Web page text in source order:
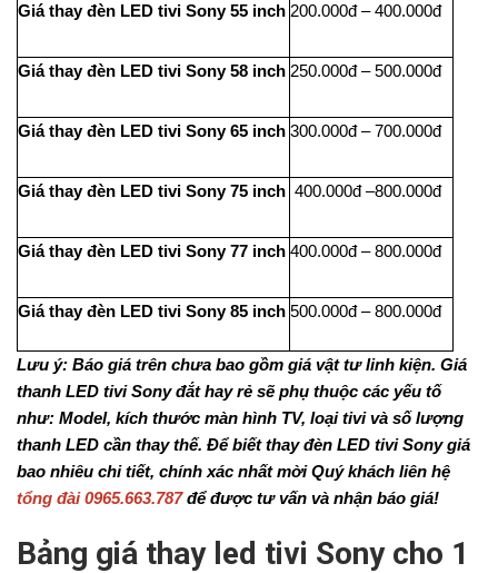
Giá thay đèn LED tivi Sony 55 inch 200.000đ – 400.000đ
Giá thay đèn LED tivi Sony 58 inch 250.000đ – 500.000đ
Giá thay đèn LED tivi Sony 65 inch 300.000đ – 700.000đ
Giá thay đèn LED tivi Sony 75 inch 400.000đ –800.000đ
Giá thay đèn LED tivi Sony 77 inch 400.000đ – 800.000đ
Giá thay đèn LED tivi Sony 85 inch 500.000đ – 800.000đ
Lưu ý: Báo giá trên chưa bao gồm giá vật tư linh kiện. Giá
thanh LED tivi Sony đắt hay rẻ sẽ phụ thuộc các yếu tố
như: Model, kích thước màn hình TV, loại tivi và số lượng
thanh LED cần thay thế. Để biết thay đèn LED tivi Sony giá
bao nhiêu chi tiết, chính xác nhất mời Quý khách liên hệ
tổng đài 0965.663.787để được tư vấn và nhận báo giá!
Bảng giá thay led tivi Sony cho 1